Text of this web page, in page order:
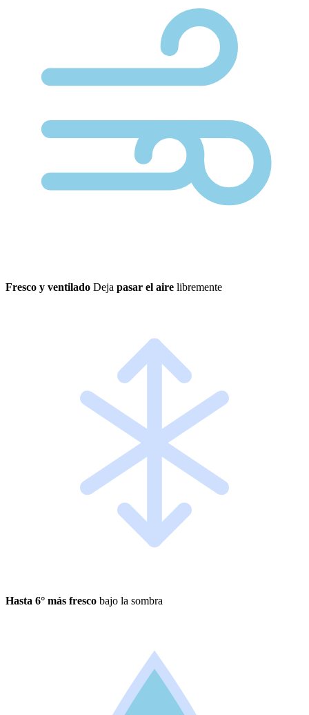
Fresco y ventilado Deja pasar el aire libremente
Hasta 6° más fresco bajo la sombra